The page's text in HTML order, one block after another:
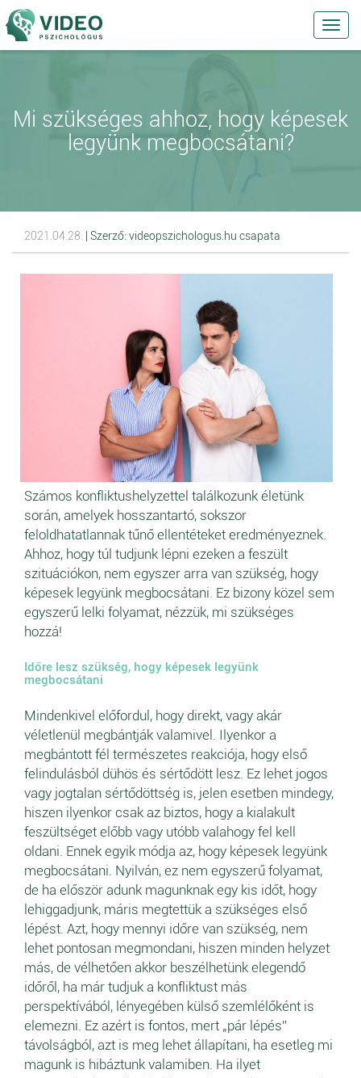
Mi szükséges ahhoz, hogy képesek
legyünk megbocsátani?
2021.04.28. | Szerző: videopszichologus.hu csapata
Számos konfliktushelyzettel találkozunk életünk
során, amelyek hosszantartó, sokszor
feloldhatatlannak tűnő ellentéteket eredményeznek.
Ahhoz, hogy túl tudjunk lépni ezeken a feszült
szituációkon, nem egyszer arra van szükség, hogy
képesek legyünk megbocsátani. Ez bizony közel sem
egyszerű lelki folyamat, nézzük, mi szükséges
hozzá!
Időre lesz szükség, hogy képesek legyünk
megbocsátani
Mindenkivel előfordul, hogy direkt, vagy akár
véletlenül megbántják valamivel. Ilyenkor a
megbántott fél természetes reakciója, hogy első
felindulásból dühös és sértődött lesz. Ez lehet jogos
vagy jogtalan sértődöttség is, jelen esetben mindegy,
hiszen ilyenkor csak az biztos, hogy a kialakult
feszültséget előbb vagy utóbb valahogy fel kell
oldani. Ennek egyik módja az, hogy képesek legyünk
megbocsátani. Nyilván, ez nem egyszerű folyamat,
de ha először adunk magunknak egy kis időt, hogy
lehiggadjunk, máris megtettük a szükséges első
lépést. Azt, hogy mennyi időre van szükség, nem
lehet pontosan megmondani, hiszen minden helyzet
más, de vélhetően akkor beszélhetünk elegendő
időről, ha már tudjuk a konfliktust más
perspektívából, lényegében külső szemlélőként is
elemezni. Ez azért is fontos, mert „pár lépés”
távolságból, azt is meg lehet állapítani, ha esetleg mi
magunk is hibáztunk valamiben. Ha ilyet